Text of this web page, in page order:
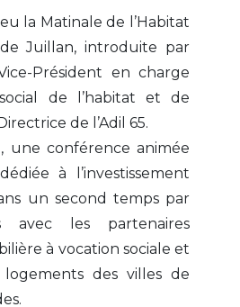
la Matinale de l’Habitat
Juillan, introduite par
Président en charge
de l’habitat et de
de l’Adil 65.
une conférence animée
à l’investissement
un second temps par
avec les partenaires
à vocation sociale et
logements des villes de